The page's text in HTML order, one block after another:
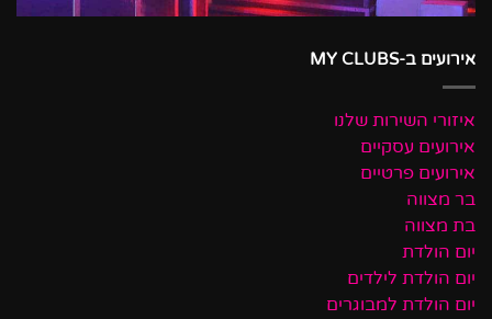
אירועים ב-MY CLUBS
איזורי השירות שלנו
אירועים עסקיים
אירועים פרטיים
בר מצווה
בת מצווה
יום הולדת
יום הולדת לילדים
יום הולדת למבוגרים